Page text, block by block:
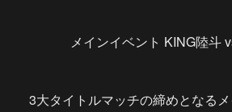
メインイベント KING陸斗
3大タイトルマッチの締めとなる